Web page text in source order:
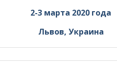
2-3 марта 2020 года
Львов, Украина